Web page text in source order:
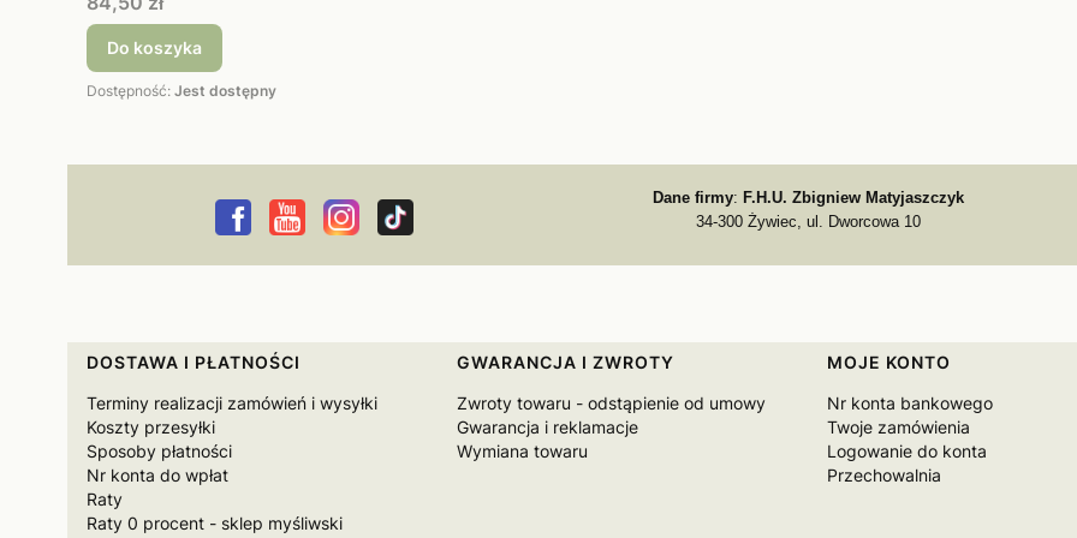
Do koszyka
Dostępność: Jest dostępny
Dane firmy: F.H.U. Zbigniew Matyjaszczyk
34-300 Żywiec, ul. Dworcowa 10
Linki w stopce
DOSTAWA I PŁATNOŚCI
Terminy realizacji zamówień i wysyłki
Koszty przesyłki
Sposoby płatności
Nr konta do wpłat
Raty
Raty 0 procent - sklep myśliwski
GWARANCJA I ZWROTY
Zwroty towaru - odstąpienie od umowy
Gwarancja i reklamacje
Wymiana towaru
MOJE KONTO
Nr konta bankowego
Twoje zamówienia
Logowanie do konta
Przechowalnia